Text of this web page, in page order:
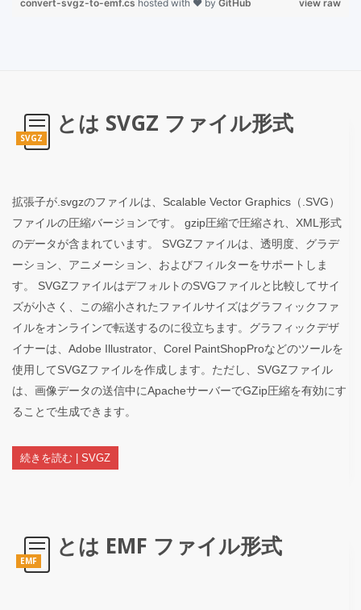
view raw
convert-svgz-to-emf.cs hosted with ❤ by GitHub
SVGZ
とは SVGZ ファイル形式
拡張子が.svgzのファイルは、Scalable Vector Graphics（.SVG）
ファイルの圧縮バージョンです。 gzip圧縮で圧縮され、XML形式
のデータが含まれています。 SVGZファイルは、透明度、グラデ
ーション、アニメーション、およびフィルターをサポートしま
す。 SVGZファイルはデフォルトのSVGファイルと比較してサイ
ズが小さく、この縮小されたファイルサイズはグラフィックファ
イルをオンラインで転送するのに役立ちます。グラフィックデザ
イナーは、Adobe Illustrator、Corel PaintShopProなどのツールを
使用してSVGZファイルを作成します。ただし、SVGZファイル
は、画像データの送信中にApacheサーバーでGZip圧縮を有効にす
ることで生成できます。
続きを読む | SVGZ
EMF
とは EMF ファイル形式